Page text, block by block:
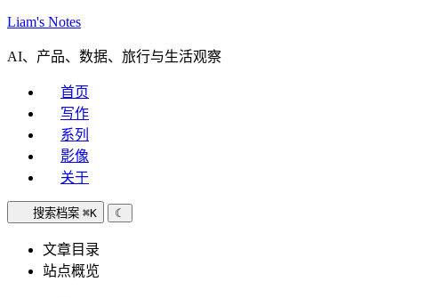
Liam's Notes
AI、产品、数据、旅行与生活观察
首页
写作
系列
影像
关于
搜索档案 ⌘K ☾
文章目录
站点概览